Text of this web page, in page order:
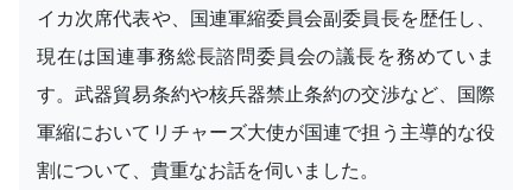
イカ次席代表や、国連軍縮委員会副委員長を歴任し、
現在は国連事務総長諮問委員会の議長を務めていま
す。武器貿易条約や核兵器禁止条約の交渉など、国際
軍縮においてリチャーズ大使が国連で担う主導的な役
割について、貴重なお話を伺いました。